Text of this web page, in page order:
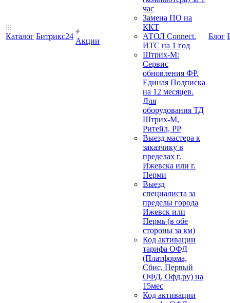
Каталог Битрикс24
Акции
час
Замена ПО на
ККТ
АТОЛ Connect.
ИТС на 1 год
Штрих-М:
Сервис
обновления ФР.
Единая Подписка
на 12 месяцев.
Для
оборудования ТД
Штрих-М,
Ритейл, РР
Выезд мастера к
заказчику в
пределах г.
Ижевска или г.
Перми
Выезд
специалиста за
пределы города
Ижевск или
Пермь (в обе
стороны за км)
Код активации
тарифа ОФД
(Платформа,
Сбис, Первый
ОФД, Офд.ру) на
15мес
Код активации
Блог